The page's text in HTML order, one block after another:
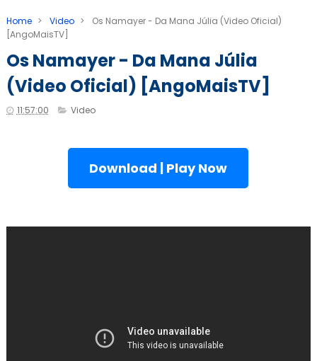
Home > Video >
Os Namayer - Da Mana Júlia (Video Oficial)
[AngoMaisTV]
Os Namayer - Da Mana Júlia
(Video Oficial) [AngoMaisTV]
11:57:00 Video
Download | Play Now